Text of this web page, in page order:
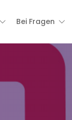
Bei Fragen